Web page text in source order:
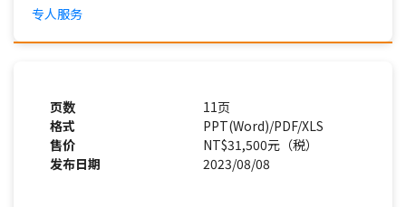
专人服务
页数
11页
格式
PPT(Word)/PDF/XLS
售价
NT$31,500元（税）
发布日期
2023/08/08